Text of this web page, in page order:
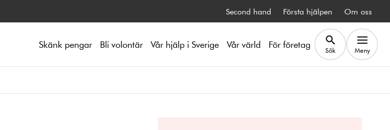
Second hand Första hjälpen Om oss
Skänk pengar Bli volontär Vår hjälp i Sverige Vår värld För företag Sök Meny